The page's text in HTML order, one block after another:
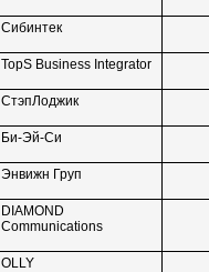
Сибинтек
TopS Business Integrator
СтэпЛоджик
Би-Эй-Си
Энвижн Груп
DIAMOND
Communications
OLLY